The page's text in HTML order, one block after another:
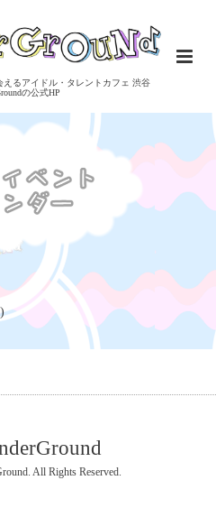
るアイドル・タレントカフェ 渋谷
の公式HP
. All Rights Reserved.